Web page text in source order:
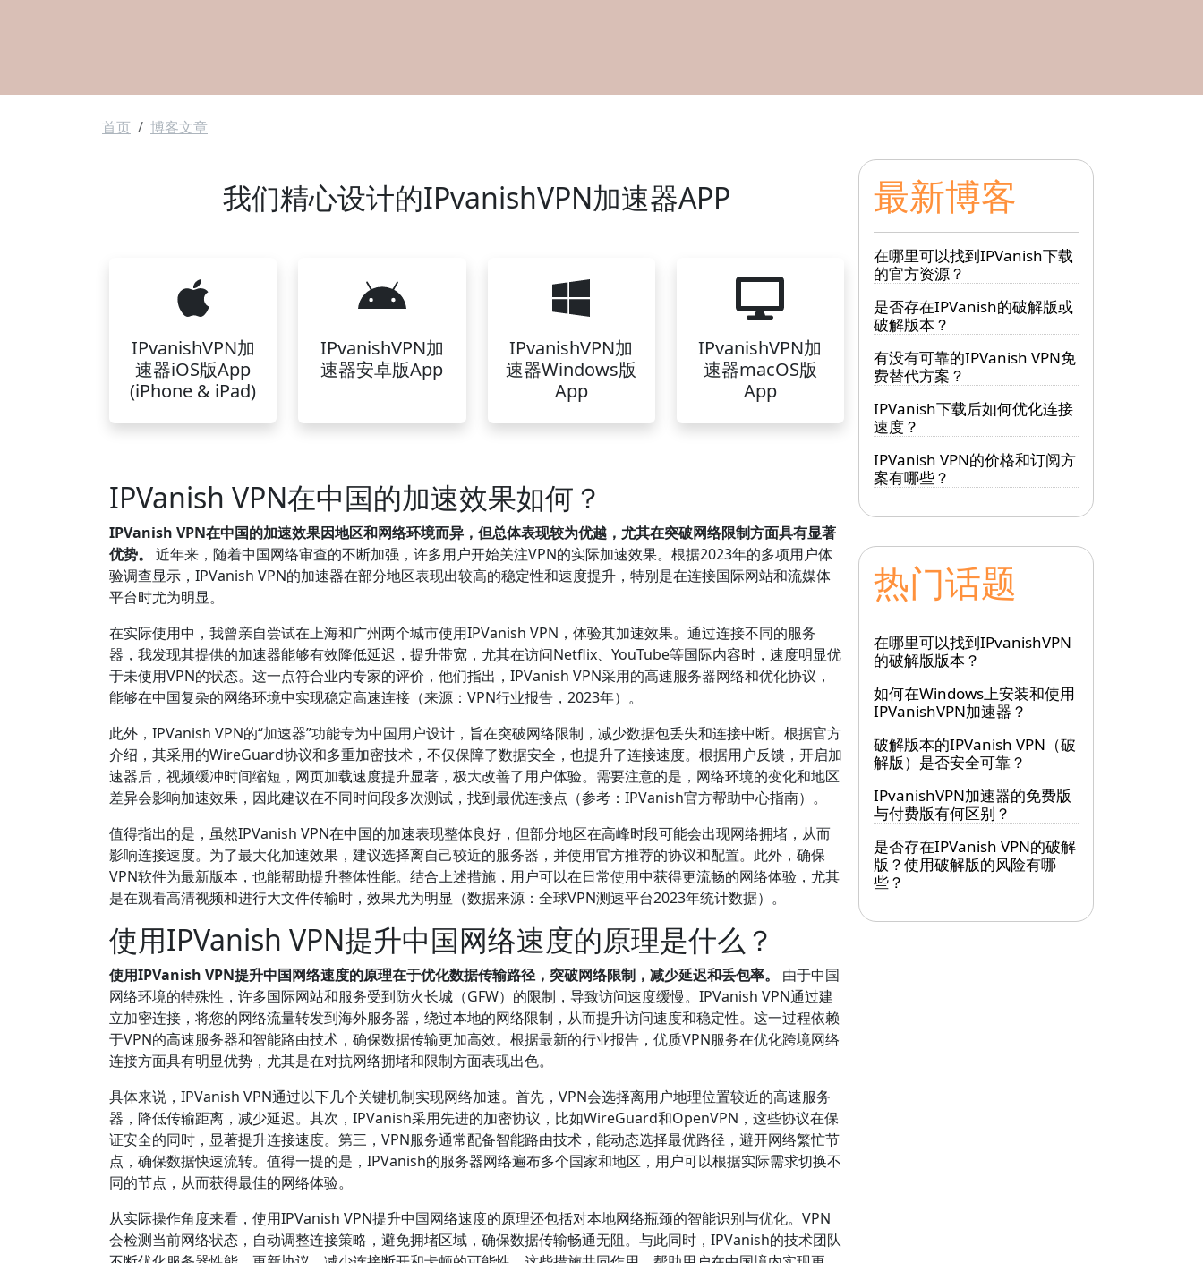
面包屑
首页 博客文章
我们精心设计的IPvanishVPN加速器APP
IPvanishVPN加
速器iOS版App
(iPhone & iPad)
IPvanishVPN加
速器安卓版App
IPvanishVPN加
速器Windows版
App
IPvanishVPN加
速器macOS版
App
IPVanish VPN在中国的加速效果如何？
IPVanish VPN在中国的加速效果因地区和网络环境而异，但总体表现较为优越，尤其在突破网络限制方面具有显著
优势。
近年来，随着中国网络审查的不断加强，许多用户开始关注VPN的实际加速效果。根据2023年的多项用户体
验调查显示，IPVanish VPN的加速器在部分地区表现出较高的稳定性和速度提升，特别是在连接国际网站和流媒体
平台时尤为明显。
在实际使用中，我曾亲自尝试在上海和广州两个城市使用IPVanish VPN，体验其加速效果。通过连接不同的服务
器，我发现其提供的加速器能够有效降低延迟，提升带宽，尤其在访问Netflix、YouTube等国际内容时，速度明显优
于未使用VPN的状态。这一点符合业内专家的评价，他们指出，IPVanish VPN采用的高速服务器网络和优化协议，
能够在中国复杂的网络环境中实现稳定高速连接（来源：VPN行业报告，2023年）。
此外，IPVanish VPN的“加速器”功能专为中国用户设计，旨在突破网络限制，减少数据包丢失和连接中断。根据官方
介绍，其采用的WireGuard协议和多重加密技术，不仅保障了数据安全，也提升了连接速度。根据用户反馈，开启加
速器后，视频缓冲时间缩短，网页加载速度提升显著，极大改善了用户体验。需要注意的是，网络环境的变化和地区
差异会影响加速效果，因此建议在不同时间段多次测试，找到最优连接点（参考：IPVanish官方帮助中心指南）。
值得指出的是，虽然IPVanish VPN在中国的加速表现整体良好，但部分地区在高峰时段可能会出现网络拥堵，从而
影响连接速度。为了最大化加速效果，建议选择离自己较近的服务器，并使用官方推荐的协议和配置。此外，确保
VPN软件为最新版本，也能帮助提升整体性能。结合上述措施，用户可以在日常使用中获得更流畅的网络体验，尤其
是在观看高清视频和进行大文件传输时，效果尤为明显（数据来源：全球VPN测速平台2023年统计数据）。
使用IPVanish VPN提升中国网络速度的原理是什么？
使用IPVanish VPN提升中国网络速度的原理在于优化数据传输路径，突破网络限制，减少延迟和丢包率。
由于中国
网络环境的特殊性，许多国际网站和服务受到防火长城（GFW）的限制，导致访问速度缓慢。IPVanish VPN通过建
立加密连接，将您的网络流量转发到海外服务器，绕过本地的网络限制，从而提升访问速度和稳定性。这一过程依赖
于VPN的高速服务器和智能路由技术，确保数据传输更加高效。根据最新的行业报告，优质VPN服务在优化跨境网络
连接方面具有明显优势，尤其是在对抗网络拥堵和限制方面表现出色。
具体来说，IPVanish VPN通过以下几个关键机制实现网络加速。首先，VPN会选择离用户地理位置较近的高速服务
器，降低传输距离，减少延迟。其次，IPVanish采用先进的加密协议，比如WireGuard和OpenVPN，这些协议在保
证安全的同时，显著提升连接速度。第三，VPN服务通常配备智能路由技术，能动态选择最优路径，避开网络繁忙节
点，确保数据快速流转。值得一提的是，IPVanish的服务器网络遍布多个国家和地区，用户可以根据实际需求切换不
同的节点，从而获得最佳的网络体验。
从实际操作角度来看，使用IPVanish VPN提升中国网络速度的原理还包括对本地网络瓶颈的智能识别与优化。VPN
会检测当前网络状态，自动调整连接策略，避免拥堵区域，确保数据传输畅通无阻。与此同时，IPVanish的技术团队
最新博客
在哪里可以找到IPVanish下载
的官方资源？
是否存在IPVanish的破解版或
破解版本？
有没有可靠的IPVanish VPN免
费替代方案？
IPVanish下载后如何优化连接
速度？
IPVanish VPN的价格和订阅方
案有哪些？
热门话题
在哪里可以找到IPvanishVPN
的破解版版本？
如何在Windows上安装和使用
IPVanishVPN加速器？
破解版本的IPVanish VPN（破
解版）是否安全可靠？
IPvanishVPN加速器的免费版
与付费版有何区别？
是否存在IPVanish VPN的破解
版？使用破解版的风险有哪
些？